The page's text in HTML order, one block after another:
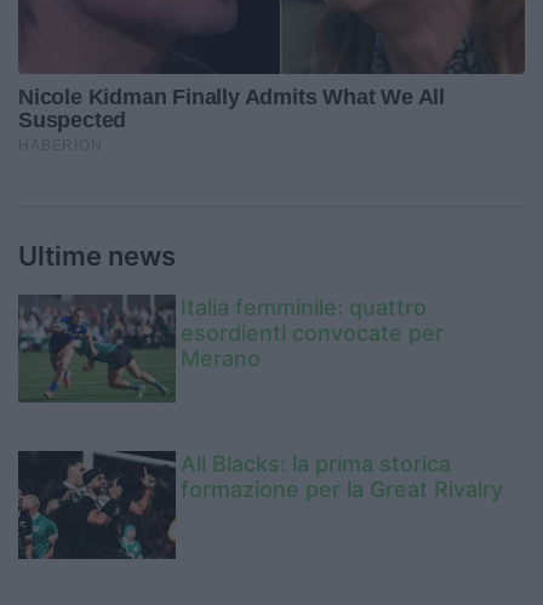
Ultime news
Italia femminile: quattro
esordienti convocate per
Merano
All Blacks: la prima storica
formazione per la Great Rivalry